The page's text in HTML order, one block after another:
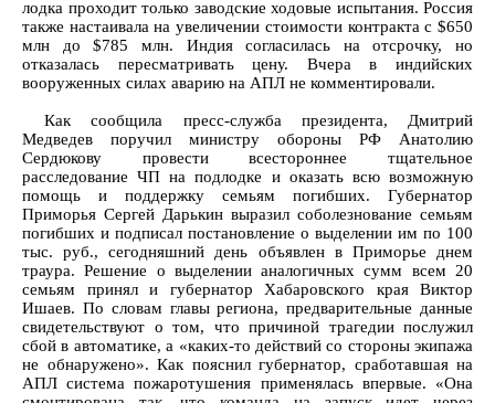
лодка проходит только заводские ходовые испытания. Россия
также настаивала на увеличении стоимости контракта с $650
млн до $785 млн. Индия согласилась на отсрочку, но
отказалась пересматривать цену. Вчера в индийских
вооруженных силах аварию на АПЛ не комментировали.
Как сообщила пресс-служба президента, Дмитрий
Медведев поручил министру обороны РФ Анатолию
Сердюкову провести всестороннее тщательное
расследование ЧП на подлодке и оказать всю возможную
помощь и поддержку семьям погибших. Губернатор
Приморья Сергей Дарькин выразил соболезнование семьям
погибших и подписал постановление о выделении им по 100
тыс. руб., сегодняшний день объявлен в Приморье днем
траура. Решение о выделении аналогичных сумм всем 20
семьям принял и губернатор Хабаровского края Виктор
Ишаев. По словам главы региона, предварительные данные
свидетельствуют о том, что причиной трагедии послужил
сбой в автоматике, а «каких-то действий со стороны экипажа
не обнаружено». Как пояснил губернатор, сработавшая на
АПЛ система пожаротушения применялась впервые. «Она